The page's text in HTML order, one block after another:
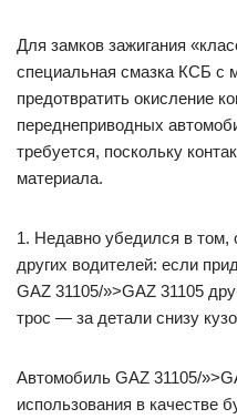
Для замков зажигания
специальная смазка КСБ с
предотвратить окисление
переднеприводных
требуется, поскольку
материала.
1. Недавно убедился в
других водителей: если
GAZ 31105/»>GAZ 31105
трос — за детали снизу
Автомобиль GAZ 31105/
использования в качестве